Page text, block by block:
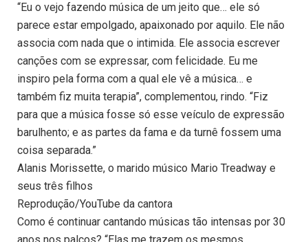
“Eu o vejo fazendo música de um jeito que… ele só
parece estar empolgado, apaixonado por aquilo. Ele não
associa com nada que o intimida. Ele associa escrever
canções com se expressar, com felicidade. Eu me
inspiro pela forma com a qual ele vê a música… e
também fiz muita terapia”, complementou, rindo. “Fiz
para que a música fosse só esse veículo de expressão
barulhento; e as partes da fama e da turnê fossem uma
coisa separada.”
Alanis Morissette, o marido músico Mario Treadway e
seus três filhos
Reprodução/YouTube da cantora
Como é continuar cantando músicas tão intensas por 30